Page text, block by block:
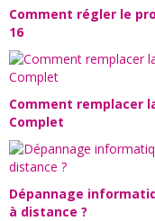
Comment régler le
16
Comment remplacer
Complet
Dépannage
à distance ?